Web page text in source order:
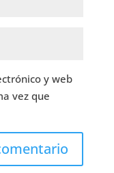
y web
vez que